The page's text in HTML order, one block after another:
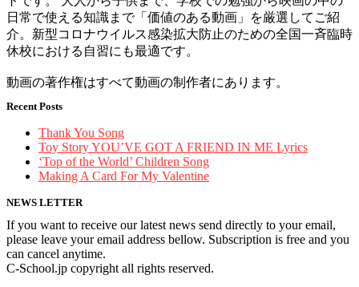
日常で使える知識まで「価値のある動画」を厳選してご紹
介。新型コロナウイルス感染拡大防止のための全国一斉臨時
休校における自習にも最適です。
動画の著作権はすべて動画の制作者にあります。
Recent Posts
Thank You Song
Toy Story YOU’VE GOT A FRIEND IN ME Lyrics
‘Top of the World’ Children Song
Making A Card For My Valentine
NEWS LETTER
If you want to receive our latest news send directly to your email,
please leave your email address bellow. Subscription is free and you
can cancel anytime.
C-School.jp copyright all rights reserved.